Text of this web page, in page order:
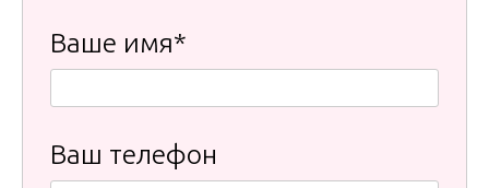
Ваше имя*
Ваш телефон